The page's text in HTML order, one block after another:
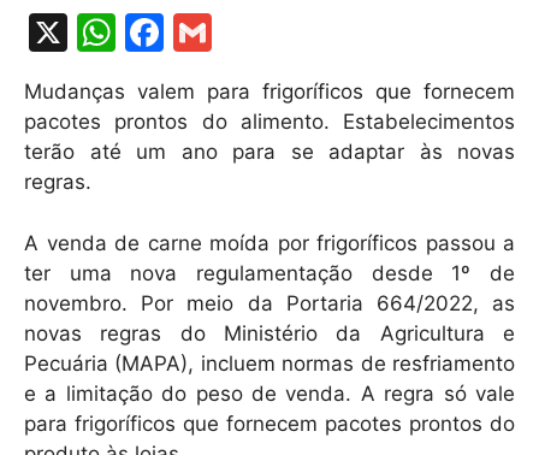
X
W
at
s
p
p
F
c
e
o
k
ai
l
Mudanças valem para frigoríficos que fornecem
pacotes prontos do alimento. Estabelecimentos
terão até um ano para se adaptar às novas
regras.
A venda de carne moída por frigoríficos passou a
ter uma nova regulamentação desde 1º de
novembro. Por meio da Portaria 664/2022, as
novas regras do Ministério da Agricultura e
Pecuária (MAPA), incluem normas de resfriamento
e a limitação do peso de venda. A regra só vale
para frigoríficos que fornecem pacotes prontos do